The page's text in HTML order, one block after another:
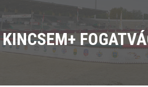
KINCSEM+